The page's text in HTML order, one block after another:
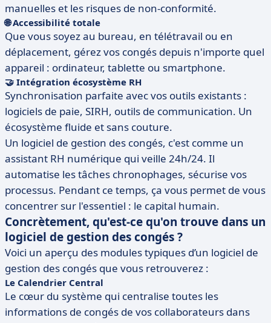
manuelles et les risques de non-conformité.
🌐 Accessibilité totale
Que vous soyez au bureau, en télétravail ou en
déplacement, gérez vos congés depuis n'importe quel
appareil : ordinateur, tablette ou smartphone.
🤝 Intégration écosystème RH
Synchronisation parfaite avec vos outils existants :
logiciels de paie, SIRH, outils de communication. Un
écosystème fluide et sans couture.
Un logiciel de gestion des congés, c'est comme un
assistant RH numérique qui veille 24h/24. Il
automatise les tâches chronophages, sécurise vos
processus. Pendant ce temps, ça vous permet de vous
concentrer sur l'essentiel : le capital humain.
Concrètement, qu'est-ce qu'on trouve dans un
logiciel de gestion des congés ?
Voici un aperçu des modules typiques d’un logiciel de
gestion des congés que vous retrouverez :
Le Calendrier Central
Le cœur du système qui centralise toutes les
informations de congés de vos collaborateurs dans